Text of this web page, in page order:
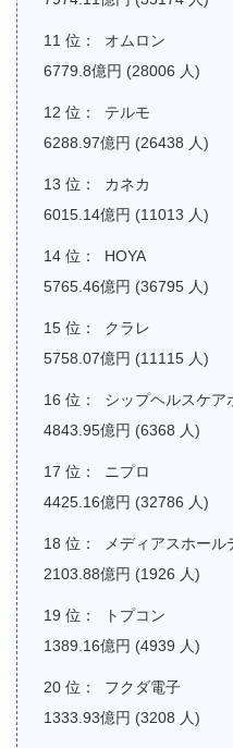
オムロン
6779.8億円 (28006 人)
テルモ
6288.97億円 (26438 人)
カネカ
6015.14億円 (11013 人)
HOYA
5765.46億円 (36795 人)
クラレ
5758.07億円 (11115 人)
シップヘルスケア
4843.95億円 (6368 人)
ニプロ
4425.16億円 (32786 人)
メディアスホール
2103.88億円 (1926 人)
トプコン
1389.16億円 (4939 人)
フクダ電子
1333.93億円 (3208 人)